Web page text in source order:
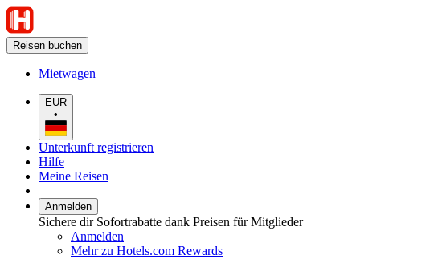
Reisen buchen
Mietwagen
EUR
•
Unterkunft registrieren
Hilfe
Meine Reisen
Anmelden
Sichere dir Sofortrabatte dank Preisen für Mitglieder
Anmelden
Mehr zu Hotels.com Rewards